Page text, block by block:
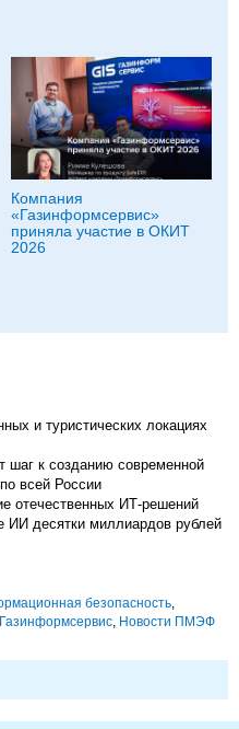
Компания
«Газинформсервис»
приняла участие в ОКИТ
2026
и туристических локациях
шаг к созданию современной
всей России
отечественных ИТ-решений
ИИ десятки миллиардов рублей
безопасность,
Газинформсервис, Новости ПМЭФ